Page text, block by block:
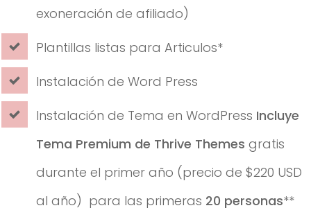
exoneración de afiliado)
Plantillas listas para Articulos*
Instalación de Word Press
Instalación de Tema en WordPress Incluye
Tema Premium de Thrive Themes gratis
durante el primer año (precio de $220 USD
al año) para las primeras 20 personas**